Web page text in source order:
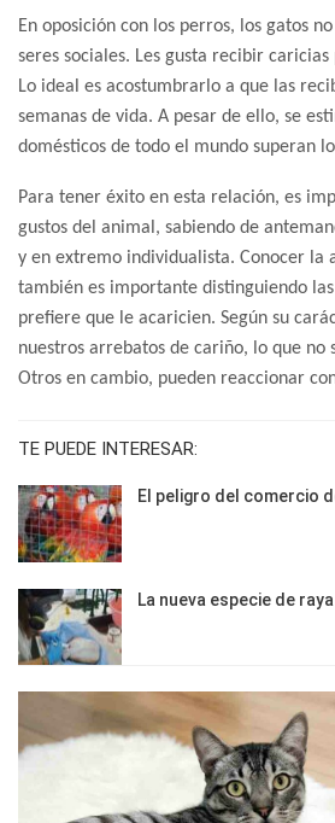
En oposición con los perros, los gatos
seres sociales. Les gusta recibir
Lo ideal es acostumbrarlo a que las
semanas de vida. A pesar de ello, se
domésticos de todo el mundo superan
Para tener éxito en esta relación, es
gustos del animal, sabiendo de
y en extremo individualista. Conocer la
también es importante distinguiendo
prefiere que le acaricien. Según su
nuestros arrebatos de cariño, lo que no
Otros en cambio, pueden reaccionar
TE PUEDE INTERESAR:
El peligro del comercio
La nueva especie de